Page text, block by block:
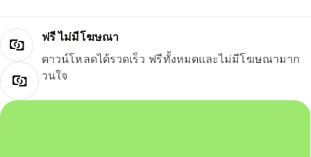
ฟรี ไม่มีโฆษณา
ดาวน์โหลดได้รวดเร็ว ฟรีทั้งหมดและไม่มีโฆษณามาก
วนใจ